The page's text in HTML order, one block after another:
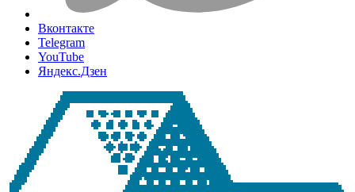
Вконтакте
Telegram
YouTube
Яндекс.Дзен